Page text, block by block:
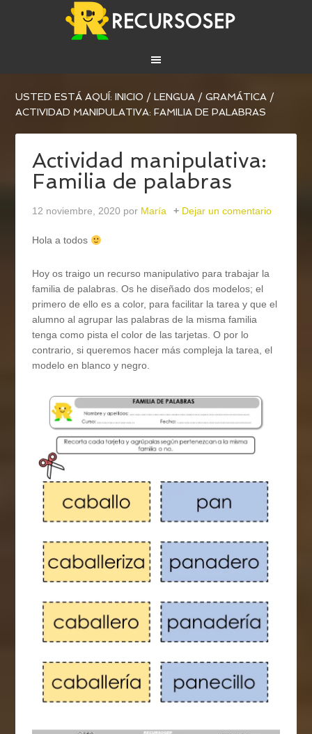
USTED ESTÁ AQUÍ:INICIO / LENGUA / GRAMÁTICA /
ACTIVIDAD MANIPULATIVA: FAMILIA DE PALABRAS
Actividad manipulativa:
Familia de palabras
12 noviembre, 2020 por María Dejar un comentario
Hola a todos
Hoy os traigo un recurso manipulativo para trabajar la
familia de palabras. Os he diseñado dos modelos; el
primero de ello es a color, para facilitar la tarea y que el
alumno al agrupar las palabras de la misma familia
tenga como pista el color de las tarjetas. O por lo
contrario, si queremos hacer más compleja la tarea, el
modelo en blanco y negro.